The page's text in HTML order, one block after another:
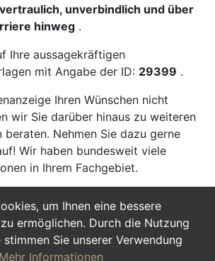
um Ihnen eine bessere
ermöglichen. Durch die Nutzung
stimmen Sie unserer Verwendung
Mehr Informationen
vertraulich, unverbindlich und über
hinweg .
Ihre aussagekräftigen
mit Angabe der ID: 29399 .
Ihren Wünschen nicht
wir Sie darüber hinaus zu weiteren
beraten. Nehmen Sie dazu gerne
Wir haben bundesweit viele
in Ihrem Fachgebiet.
Jetzt Bewerben